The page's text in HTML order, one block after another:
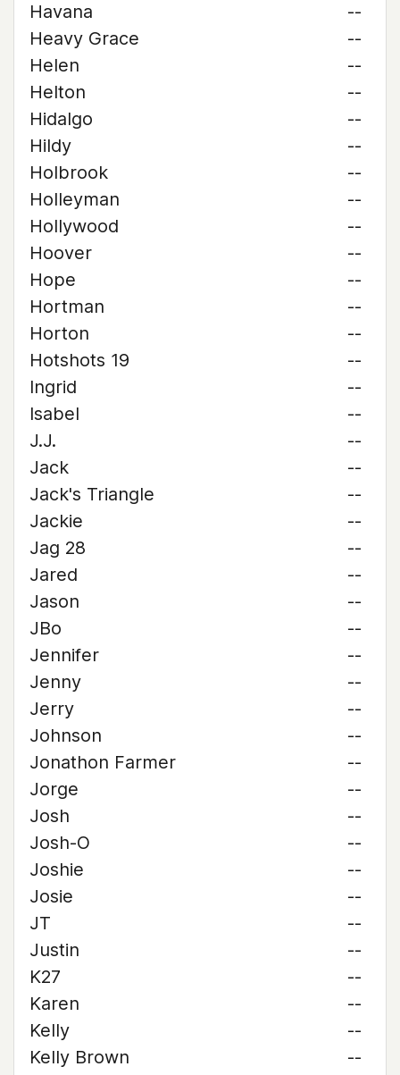
Havana
--
Heavy Grace
--
Helen
--
Helton
--
Hidalgo
--
Hildy
--
Holbrook
--
Holleyman
--
Hollywood
--
Hoover
--
Hope
--
Hortman
--
Horton
--
Hotshots 19
--
Ingrid
--
Isabel
--
J.J.
--
Jack
--
Jack's Triangle
--
Jackie
--
Jag 28
--
Jared
--
Jason
--
JBo
--
Jennifer
--
Jenny
--
Jerry
--
Johnson
--
Jonathon Farmer
--
Jorge
--
Josh
--
Josh-O
--
Joshie
--
Josie
--
JT
--
Justin
--
K27
--
Karen
--
Kelly
--
Kelly Brown
--